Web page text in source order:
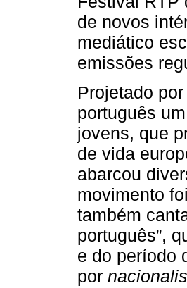
de novos
mediático
emissões
Projetado
português
jovens, que
de vida
abarcou
movimento
também
português”,
e do período
por